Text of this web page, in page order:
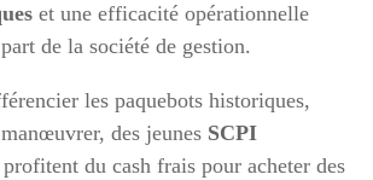
et une efficacité opérationnelle
de la société de gestion.
les paquebots historiques,
des jeunes SCPI
du cash frais pour acheter des